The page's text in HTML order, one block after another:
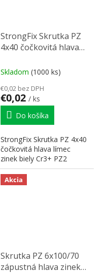
StrongFix Skrutka PZ
4x40 čočkovitá hlava
PZ2
Skladom (1000 ks)
€0,02 bez DPH
€0,02 / ks
Do košíka
StrongFix Skrutka PZ 4x40
čočkovitá hlava límec
zinek biely Cr3+ PZ2
Akcia
Skrutka PZ 6x100/70
zápustná hlava zinek